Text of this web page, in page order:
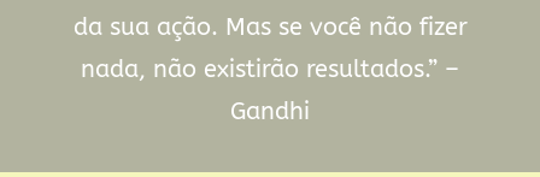
da sua ação. Mas se você não fizer
nada, não existirão resultados.” –
Gandhi